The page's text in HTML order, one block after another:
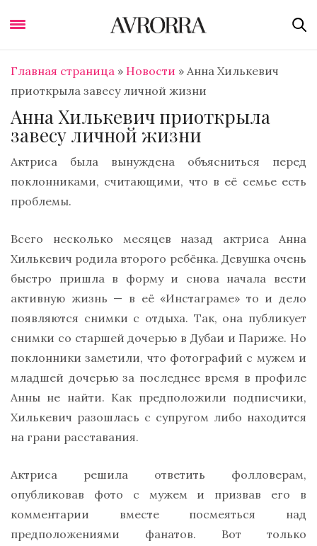
Главная страница » Новости » Анна Хилькевич
приоткрыла завесу личной жизни
Анна Хилькевич приоткрыла
завесу личной жизни
Актриса была вынуждена объясниться перед
поклонниками, считающими, что в её семье есть
проблемы.
Всего несколько месяцев назад актриса Анна
Хилькевич родила второго ребёнка. Девушка очень
быстро пришла в форму и снова начала вести
активную жизнь — в её «Инстаграме» то и дело
появляются снимки с отдыха. Так, она публикует
снимки со старшей дочерью в Дубаи и Париже. Но
поклонники заметили, что фотографий с мужем и
младшей дочерью за последнее время в профиле
Анны не найти. Как предположили подписчики,
Хилькевич разошлась с супругом либо находится
на грани расставания.
Актриса решила ответить фолловерам,
опубликовав фото с мужем и призвав его в
комментарии вместе посмеяться над
предположениями фанатов. Вот только